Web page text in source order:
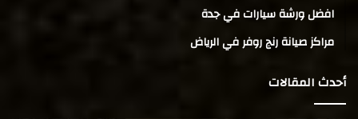
افضل ورشة سيارات في جدة
مراكز صيانة رنج روفر في الرياض
أحدث المقالات